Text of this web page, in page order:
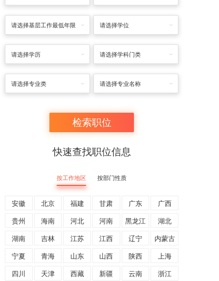
请选择基层工作最低年限 请选择学位
请选择学历 请选择学科门类
请选择专业类 请选择专业名称
快速查找职位信息
按工作地区 按部门性质
安徽 北京 福建 甘肃 广东 广西
贵州 海南 河北 河南 黑龙江 湖北
湖南 吉林 江苏 江西 辽宁 内蒙古
宁夏 青海 山东 山西 陕西 上海
四川 天津 西藏 新疆 云南 浙江